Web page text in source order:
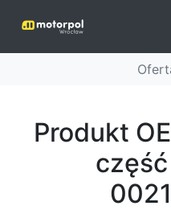
Produkt
część